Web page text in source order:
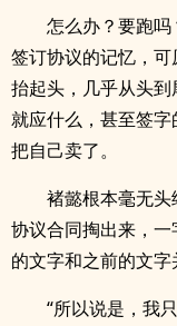
怎么办？要跑
签订协议的记忆，
抬起头，几乎从头
就应什么，甚至签
把自己卖了。
褚懿根本毫无
协议合同掏出来，
的文字和之前的文字
“所以说是，我